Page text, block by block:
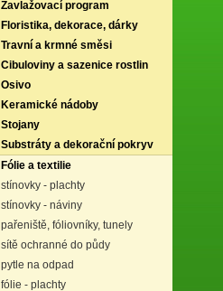
Zavlažovací program
Floristika, dekorace, dárky
Travní a krmné směsi
Cibuloviny a sazenice rostlin
Osivo
Keramické nádoby
Stojany
Substráty a dekorační pokryv
Fólie a textilie
stínovky - plachty
stínovky - náviny
pařeniště, fóliovníky, tunely
sítě ochranné do půdy
pytle na odpad
fólie - plachty